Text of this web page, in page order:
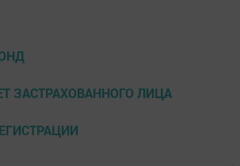
ЗАСТРАХОВАННОГО ЛИЦА